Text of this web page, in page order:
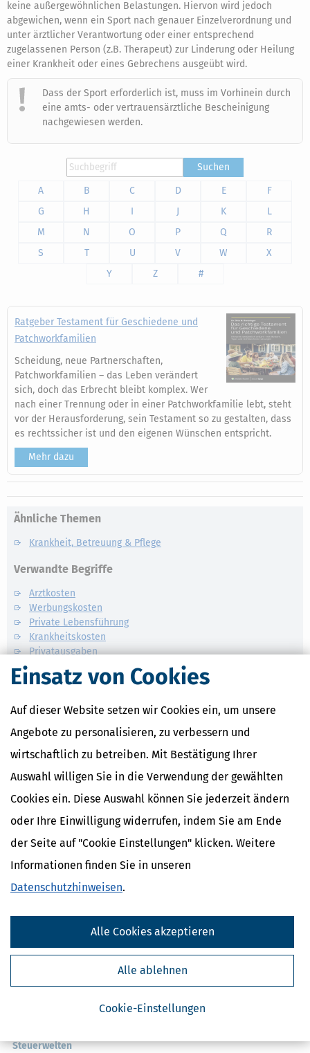
Einsatz von Cookies
Auf dieser Website setzen wir Cookies ein, um unsere
Angebote zu personalisieren, zu verbessern und
wirtschaftlich zu betreiben. Mit Bestätigung Ihrer
Auswahl willigen Sie in die Verwendung der gewählten
Cookies ein. Diese Auswahl können Sie jederzeit ändern
oder Ihre Einwilligung widerrufen, indem Sie am Ende
der Seite auf "Cookie Einstellungen" klicken. Weitere
Informationen finden Sie in unseren
Datenschutzhinweisen.
Cookie-Einstellungen
Alle ablehnen
Alle Cookies akzeptieren
keine außergewöhnlichen Belastungen. Hiervon wird jedoch
abgewichen, wenn ein Sport nach genauer Einzelverordnung und
unter ärztlicher Verantwortung oder einer entsprechend
zugelassenen Person (z.B. Therapeut) zur Linderung oder Heilung
einer Krankheit oder eines Gebrechens ausgeübt wird.
Dass der Sport erforderlich ist, muss im Vorhinein durch
eine amts- oder vertrauensärztliche Bescheinigung
nachgewiesen werden.
Suchen
A
B C D E
F
G
H I J K
L
M
N O P Q
R
S
T U V W
X
Y
Z #
Ratgeber Testament für Geschiedene und
Patchworkfamilien
Scheidung, neue Partnerschaften,
Patchworkfamilien – das Leben verändert
sich, doch das Erbrecht bleibt komplex. Wer
nach einer Trennung oder in einer Patchworkfamilie lebt, steht
vor der Herausforderung, sein Testament so zu gestalten, dass
es rechtssicher ist und den eigenen Wünschen entspricht.
Mehr dazu
Ähnliche Themen
Krankheit, Betreuung & Pflege
Verwandte Begriffe
Arztkosten
Werbungskosten
Private Lebensführung
Krankheitskosten
Privatausgaben
Kostenlose Steuertipps & News
Steuertipps
Steuertipps Selbstständige
Geldtipps
Ja, ich möchte die kostenlosen Newsletter
Datenschutzhinweisehabe ich gelesen.
Abbestellung des Newsletters widerrufen.
Steuerwelten